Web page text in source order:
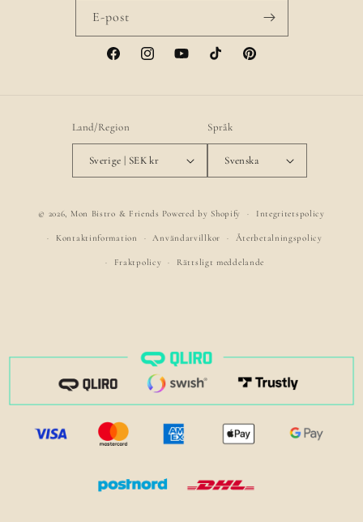
E-post
FacebookInstagramYouTubeTikTok Pinterest
Land/Region
Sverige | SEK kr
Språk
Svenska
© 2026, Mon Bistro & Friends Powered by Shopify Integritetspolicy
Kontaktinformation Användarvillkor Återbetalningspolicy
Fraktpolicy Rättsligt meddelande